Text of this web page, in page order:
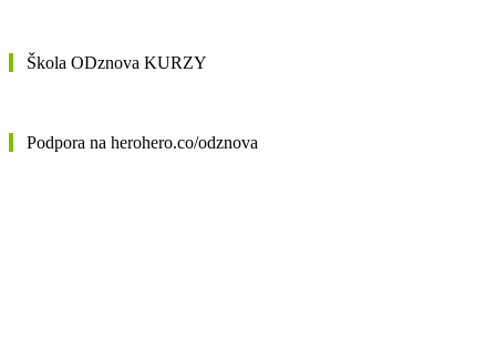
Škola ODznova KURZY
Podpora na herohero.co/odznova